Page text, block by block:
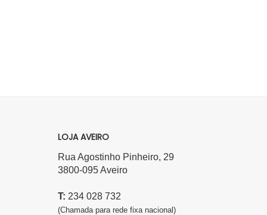
LOJA AVEIRO
Rua Agostinho Pinheiro, 29
3800-095 Aveiro
T: 234 028 732
(Chamada para rede fixa nacional)